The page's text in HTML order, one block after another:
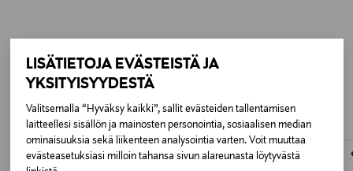
LISÄTIETOJA EVÄSTEISTÄ JA
YKSITYISYYDESTÄ
Valitsemalla “Hyväksy kaikki”, sallit evästeiden tallentamisen
laitteellesi sisällön ja mainosten personointia, sosiaalisen median
ominaisuuksia sekä liikenteen analysointia varten. Voit muuttaa
evästeasetuksiasi milloin tahansa sivun alareunasta löytyvästä
Digitaalinen osoite
cf@playboy-footwear.com
Avainsanat
The Original 1936 Copenhagen, purjehduskengät,
kävelykenkä, nahkakenkä, miesten kengät, kengät
LISÄÄ KIINNOSTAVIA
TUOTTEITA